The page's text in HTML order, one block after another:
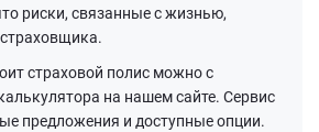
риски, связанные с жизнью,
страховой полис можно с
на нашем сайте. Сервис
предложения и доступные опции.